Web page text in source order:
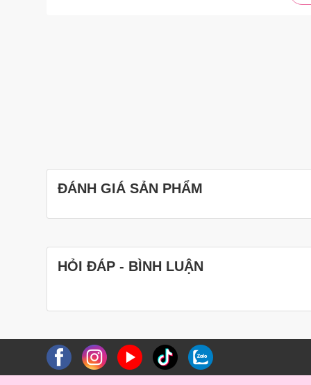
ĐÁNH GIÁ SẢN PHẨM
HỎI ĐÁP - BÌNH LUẬN